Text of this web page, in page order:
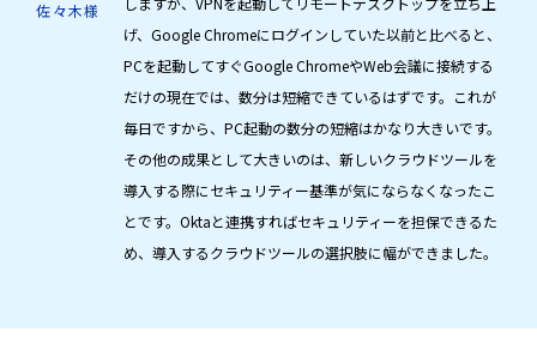
佐々木様
げ、Google Chromeにログインしていた以前と比べると、
PCを起動してすぐGoogle ChromeやWeb会議に接続する
だけの現在では、数分は短縮できているはずです。これが
毎日ですから、PC起動の数分の短縮はかなり大きいです。
その他の成果として大きいのは、新しいクラウドツールを
導入する際にセキュリティー基準が気にならなくなったこ
とです。Oktaと連携すればセキュリティーを担保できるた
め、導入するクラウドツールの選択肢に幅ができました。